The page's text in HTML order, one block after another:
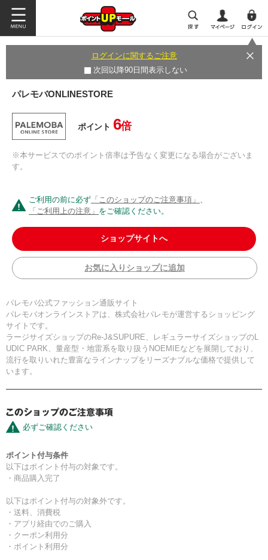
ログインに関するご注意
次回以降90日間表示しない
パレモバONLINESTORE
ポイント 6倍
※本サービスでのポイント倍率は予告なく変更になる場合がございま
す。
ご利用の前に必ず 「このショップのご注意事項」 、
「ご利用上の注意」 をご確認ください。
ショップサイトへ
お気に入りショップに追加
パレモバ公式ファッション通販サイト
パレモバオンラインストアは、株式会社パレモが運営するショッピング
サイトです。
ラージサイズショップのRe-J&SUPURE、レギュラーサイズショップのL
UDIC PARK、量産型・地雷系を取り扱うNOEMIEなどを展開しており、
流行を取りいれた豊富なラインナップをリーズナブルな価格で提供して
います。
必ずご確認ください
ポイント付与条件
以下はポイント付与の対象です。
・商品購入完了
以下はポイント付与の対象外です。
・送料、消費税
・アプリ経由でのご購入
・クーポン利用分
・ポイント利用分